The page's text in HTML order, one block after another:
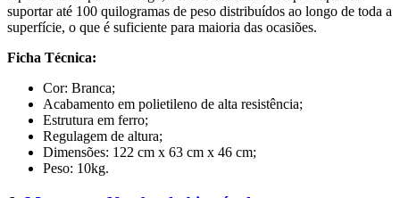
suportar até 100 quilogramas de peso distribuídos ao longo de toda a
superfície, o que é suficiente para maioria das ocasiões.
Ficha Técnica:
Cor: Branca;
Acabamento em polietileno de alta resistência;
Estrutura em ferro;
Regulagem de altura;
Dimensões: 122 cm x 63 cm x 46 cm;
Peso: 10kg.